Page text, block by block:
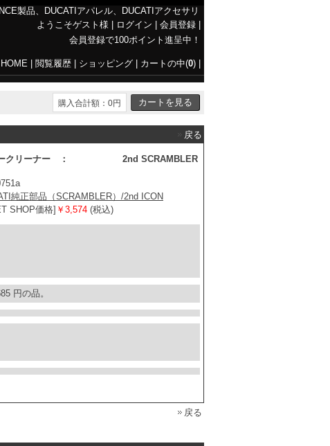
品、DUCATIアパレル、DUCATIアクセサリ
ようこそゲスト様 ログイン 会員登録
会員登録で100ポイント進呈中！
HOME 閲覧履歴 ショッピング カートの中(0)
購入合計額：0円
戻る
ークリーナー ： 2nd SCRAMBLER
純正部品（SCRAMBLER）/2nd ICON
SHOP価格] ￥ 3,574 (税込)
円の品。
戻る